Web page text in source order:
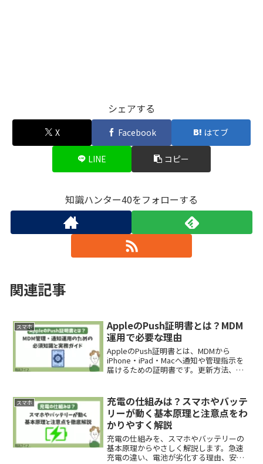
シェアする
X Facebook はてブ
LINE コピー
知識ハンター40をフォローする
関連記事
スマホ
AppleのPush証明書とは？MDM
運用で必要な理由
AppleのPush証明書とは、MDMから
iPhone・iPad・Macへ通知や管理指示を
届けるための証明書です。更新方法、失
スマホ
充電の仕組みは？スマホやバッテ
リーが動く基本原理と注意点をわ
かりやすく解説
充電の仕組みを、スマホやバッテリーの
基本原理からやさしく解説します。急速
充電の違い、電池が劣化する理由、安全